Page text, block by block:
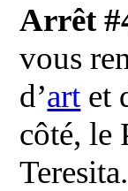
Arrêt
vous
d’art et
côté, le
Teresita.